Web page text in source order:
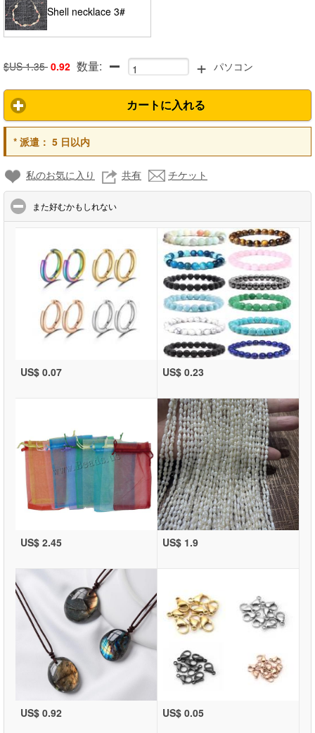
Shell necklace 3#
$US 1.35 0.92 数量: + パソコン
カートに入れる
*派遣： 5 日以内
私のお気に入り 共有 チケット
また好むかもしれない
US$ 0.07 US$ 0.23
US$ 2.45 US$ 1.9
US$ 0.92 US$ 0.05